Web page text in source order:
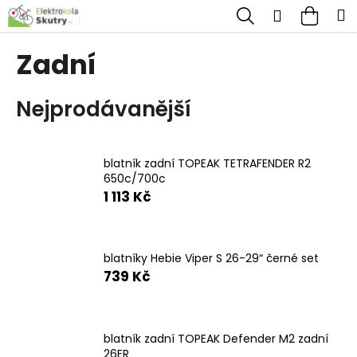
Přejít
na
obsah
Hledat
Zadní
Nejprodávanější
blatník zadní TOPEAK TETRAFENDER R2
650c/700c
1 113 Kč
blatníky Hebie Viper S 26-29“ černé set
739 Kč
blatník zadní TOPEAK Defender M2 zadní
26ER
K
o
o